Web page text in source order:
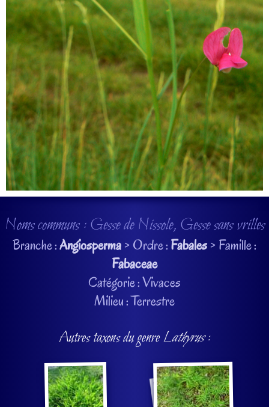
Noms communs : Gesse de Nissole, Gesse sans vrilles
Branche :Angiosperma> Ordre :Fabales> Famille :
Fabaceae
Catégorie : Vivaces
Milieu : Terrestre
Autres taxons du genreLathyrus: